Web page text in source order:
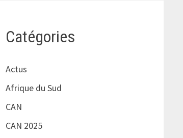
Catégories
Actus
Afrique du Sud
CAN
CAN 2025